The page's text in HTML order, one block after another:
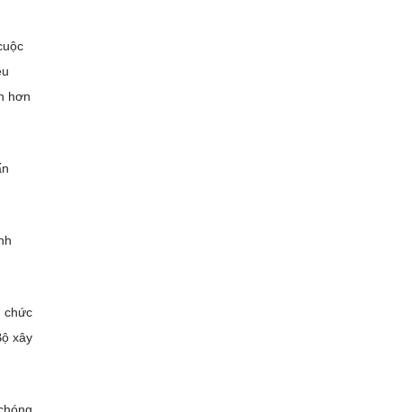
hơn
chức
xây